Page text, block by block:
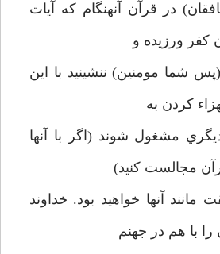
در قرآن آنهنگام كه آيات
كفر ورزيده و
(پس شما مومنين) ننشينيد با اين
كردن به
مشغول شوند (اگر با آنها
مجالست كنيد)
آنها خواهيد بود. خداوند
را با هم در جهنم